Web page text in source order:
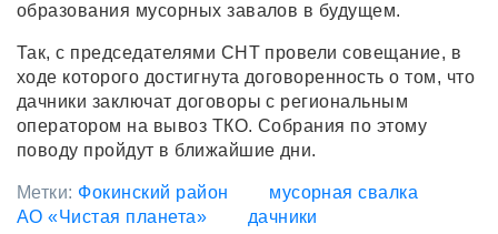
образования мусорных завалов в будущем.
Так, с председателями СНТ провели совещание, в
ходе которого достигнута договоренность о том, что
дачники заключат договоры с региональным
оператором на вывоз ТКО. Собрания по этому
поводу пройдут в ближайшие дни.
Метки: Фокинский район
мусорная свалка
АО «Чистая планета»
дачники